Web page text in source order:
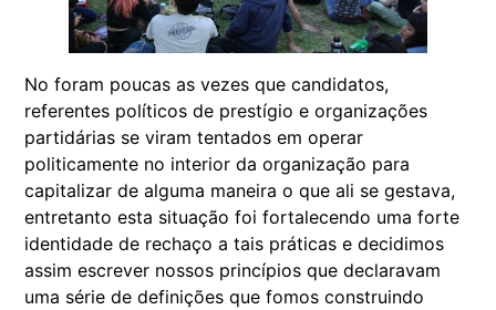
No foram poucas as vezes que candidatos,
referentes políticos de prestígio e organizações
partidárias se viram tentados em operar
politicamente no interior da organização para
capitalizar de alguma maneira o que ali se gestava,
entretanto esta situação foi fortalecendo uma forte
identidade de rechaço a tais práticas e decidimos
assim escrever nossos princípios que declaravam
uma série de definições que fomos construindo